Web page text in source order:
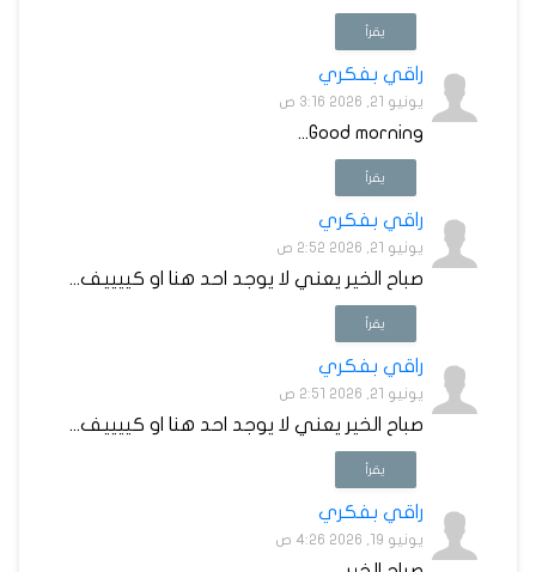
يقرأ
راقي بفكري
يونيو 21, 2026 3:16 ص
Good morning...
يقرأ
راقي بفكري
يونيو 21, 2026 2:52 ص
صباح الخير يعني لا يوجد احد هنا او كييييف...
يقرأ
راقي بفكري
يونيو 21, 2026 2:51 ص
صباح الخير يعني لا يوجد احد هنا او كييييف...
يقرأ
راقي بفكري
يونيو 19, 2026 4:26 ص